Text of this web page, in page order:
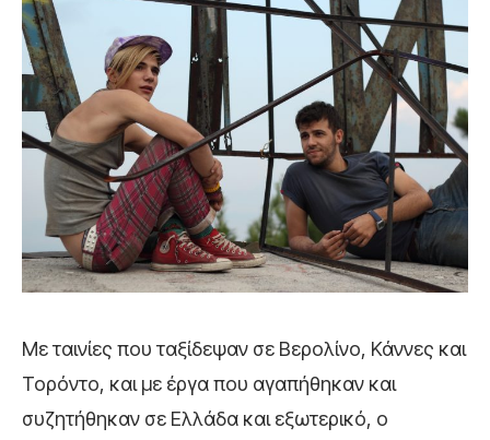
Με ταινίες που ταξίδεψαν σε Βερολίνο, Κάννες και
Τορόντο, και με έργα που αγαπήθηκαν και
συζητήθηκαν σε Ελλάδα και εξωτερικό, ο